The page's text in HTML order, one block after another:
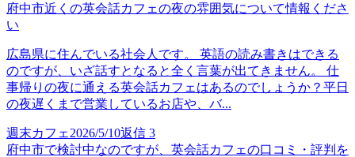
府中市近くの英会話カフェの夜の雰囲気について情報くださ
い
広島県に住んでいる社会人です。 英語の読み書きはできる
のですが、いざ話すとなると全く言葉が出てきません。 仕
事帰りの夜に通える英会話カフェはあるのでしょうか？平日
の夜遅くまで営業しているお店や、バ...
週末カフェ 2026/5/10返信 3
府中市で検討中なのですが、英会話カフェの口コミ・評判を